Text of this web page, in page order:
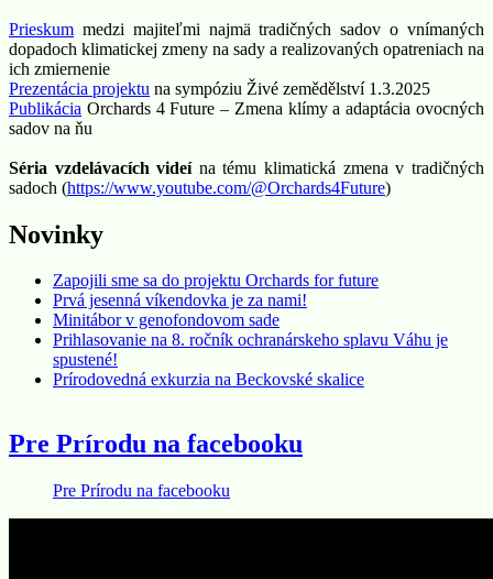
Prieskum medzi majiteľmi najmä tradičných sadov o vnímaných
dopadoch klimatickej zmeny na sady a realizovaných opatreniach na
ich zmiernenie
Prezentácia projektu na sympóziu Živé zemědělství 1.3.2025
Publikácia Orchards 4 Future – Zmena klímy a adaptácia ovocných
sadov na ňu
Séria vzdelávacích videína tému klimatická zmena v tradičných
sadoch (https://www.youtube.com/@Orchards4Future)
Novinky
Zapojili sme sa do projektu Orchards for future
Prvá jesenná víkendovka je za nami!
Minitábor v genofondovom sade
Prihlasovanie na 8. ročník ochranárskeho splavu Váhu je
spustené!
Prírodovedná exkurzia na Beckovské skalice
Pre Prírodu na facebooku
Pre Prírodu na facebooku